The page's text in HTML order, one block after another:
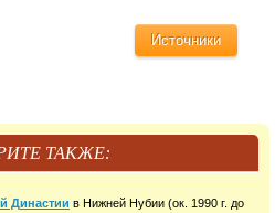
Источники
ТАКЖЕ:
Династии в Нижней Нубии (ок. 1990 г. до